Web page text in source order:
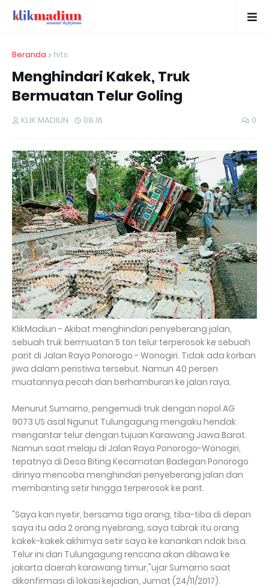
Beranda hits
Menghindari Kakek, Truk
Bermuatan Telur Goling
KLIK MADIUN 08.16 0
KlikMadiun - Akibat menghindari penyeberang jalan,
sebuah truk bermuatan 5 ton telur terperosok ke sebuah
parit di Jalan Raya Ponorogo - Wonogiri. Tidak ada korban
jiwa dalam peristiwa tersebut. Namun 40 persen
muatannya pecah dan berhamburan ke jalan raya.
Menurut Sumarno, pengemudi truk dengan nopol AG
9073 US asal Ngunut Tulungagung mengaku hendak
mengantar telur dengan tujuan Karawang Jawa Barat.
Namun saat melaju di Jalan Raya Ponorogo-Wonogiri,
tepatnya di Desa Biting Kecamatan Badegan Ponorogo
dirinya mencoba menghindari penyeberang jalan dan
membanting setir hingga terperosok ke parit.
"Saya kan nyetir, bersama tiga orang, tiba-tiba di depan
saya itu ada 2 orang nyebrang, saya tabrak itu orang
kakek-kakek akhirnya setir saya ke kanankan ndak bisa.
Telur ini dari Tulungagung rencana akan dibawa ke
jakarta daerah karawang timur,"ujar Sumarno saat
dikonfirmasi di lokasi kejadian, Jumat (24/11/2017).